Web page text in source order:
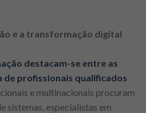
e a transformação digital
destacam-se entre as
de profissionais qualificados
e multinacionais procuram
sistemas, especialistas em